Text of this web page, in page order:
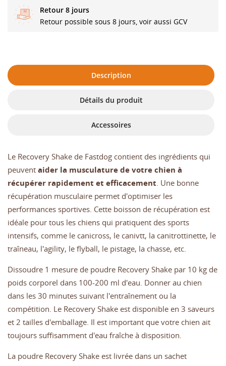
Retour 8 jours
Retour possible sous 8 jours, voir aussi GCV
Description
Détails du produit
Accessoires
Le Recovery Shake de Fastdog contient des ingrédients qui
peuvent aider la musculature de votre chien à
récupérer rapidement et efficacement . Une bonne
récupération musculaire permet d'optimiser les
performances sportives. Cette boisson de récupération est
idéale pour tous les chiens qui pratiquent des sports
intensifs, comme le canicross, le canivtt, la canitrottinette, le
traîneau, l'agility, le flyball, le pistage, la chasse, etc.
Dissoudre 1 mesure de poudre Recovery Shake par 10 kg de
poids corporel dans 100-200 ml d'eau. Donner au chien
dans les 30 minutes suivant l'entraînement ou la
compétition. Le Recovery Shake est disponible en 3 saveurs
et 2 tailles d'emballage. Il est important que votre chien ait
toujours suffisamment d'eau fraîche à disposition.
La poudre Recovery Shake est livrée dans un sachet